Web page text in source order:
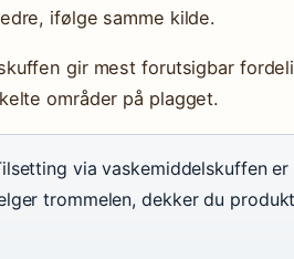
ifølge samme kilde.
gir mest forutsigbar
områder på plagget.
via vaskemiddelskuffen
trommelen, dekker du